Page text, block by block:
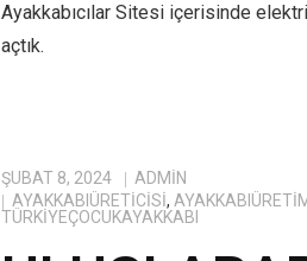
Ayakkabıcılar Sitesi içerisinde
açtık.
ŞUBAT 8, 2024
ADMIN
AYAKKABIÜRETICISI,
TÜRKIYEÇOCUKAYAKKABI